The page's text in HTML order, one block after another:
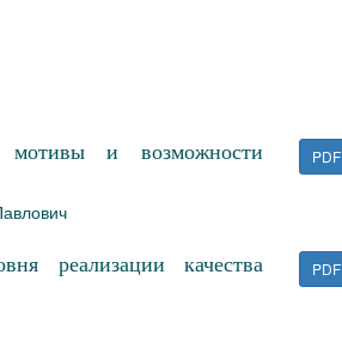
мотивы и возможности
PDF
реализации качества
PDF